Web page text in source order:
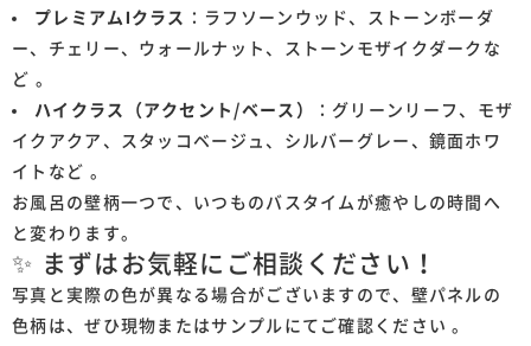
プレミアムⅠクラス
：ラフソーンウッド、ストーンボーダ
ー、チェリー、ウォールナット、ストーンモザイクダークな
ど 。
ハイクラス（アクセント/ベース）
：グリーンリーフ、モザ
イクアクア、スタッコベージュ、シルバーグレー、鏡面ホワ
イトなど 。
お風呂の壁柄一つで、いつものバスタイムが癒やしの時間へ
と変わります。
✨ まずはお気軽にご相談ください！
写真と実際の色が異なる場合がございますので、壁パネルの
色柄は、ぜひ現物またはサンプルにてご確認ください 。